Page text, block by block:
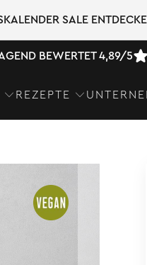
SALE
BEWERTET 4,89/5
REZEPTE